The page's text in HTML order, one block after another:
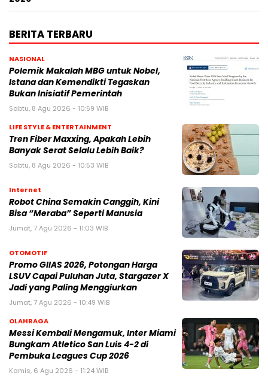
BERITA TERBARU
NASIONAL
Polemik Makalah MBG untuk Nobel,
Istana dan Kemendikti Tegaskan
Bukan Inisiatif Pemerintah
Sabtu, 8 Agu 2026 - 10:59 WIB
LIFE STYLE & ENTERTAINMENT
Tren Fiber Maxxing, Apakah Lebih
Banyak Serat Selalu Lebih Baik?
Sabtu, 8 Agu 2026 - 10:53 WIB
Internet
Robot China Semakin Canggih, Kini
Bisa “Meraba” Seperti Manusia
Jumat, 7 Agu 2026 - 11:03 WIB
OTOMOTIF
Promo GIIAS 2026, Potongan Harga
LSUV Capai Puluhan Juta, Stargazer X
Jadi yang Paling Menggiurkan
Jumat, 7 Agu 2026 - 10:49 WIB
OLAHRAGA
Messi Kembali Mengamuk, Inter Miami
Bungkam Atletico San Luis 4-2 di
Pembuka Leagues Cup 2026
Kamis, 6 Agu 2026 - 11:24 WIB